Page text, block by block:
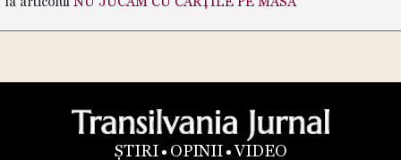
ȘTIRI OPINII VIDEO